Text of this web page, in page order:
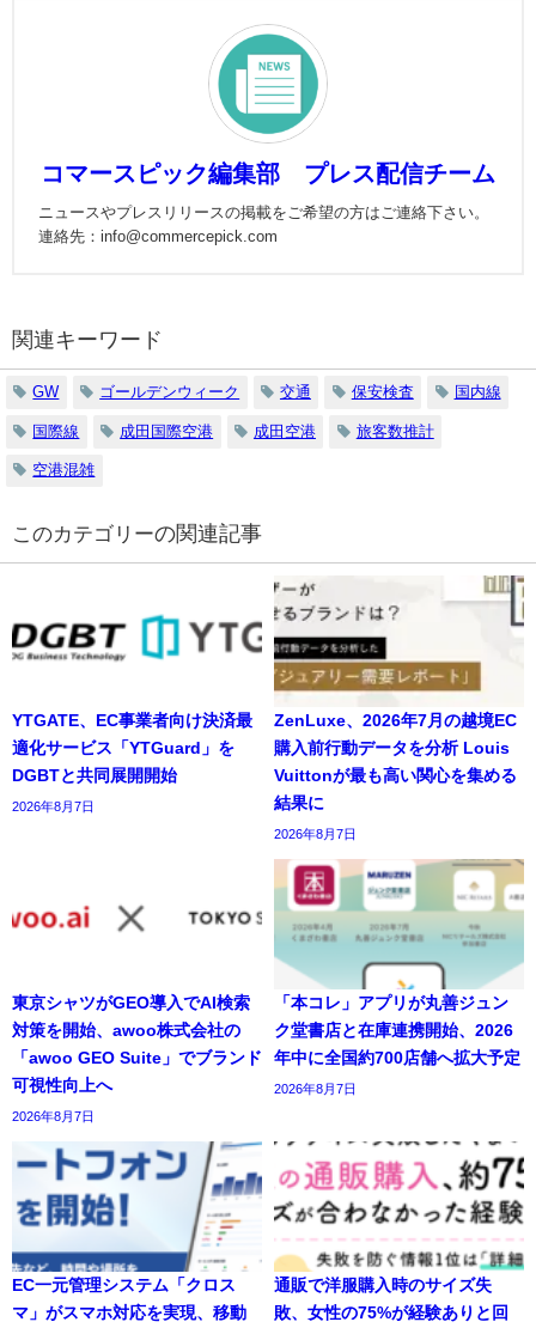
コマースピック編集部 プレス配信チーム
ニュースやプレスリリースの掲載をご希望の方はご連絡下さい。
連絡先：info@commercepick.com
関連キーワード
GW ゴールデンウィーク 交通 保安検査 国内線
国際線 成田国際空港 成田空港 旅客数推計
空港混雑
の関連記事
YTGATE、EC事業者向け決済最
適化サービス「YTGuard」を
DGBTと共同展開開始
2026年8月7日
ZenLuxe、2026年7月の越境EC
購入前行動データを分析 Louis
Vuittonが最も高い関心を集める
結果に
2026年8月7日
東京シャツがGEO導入でAI検索
対策を開始、awoo株式会社の
「awoo GEO Suite」でブランド
可視性向上へ
2026年8月7日
「本コレ」アプリが丸善ジュン
ク堂書店と在庫連携開始、2026
年中に全国約700店舗へ拡大予定
2026年8月7日
EC一元管理システム「クロス
マ」がスマホ対応を実現、移動
通販で洋服購入時のサイズ失
敗、女性の75%が経験ありと回